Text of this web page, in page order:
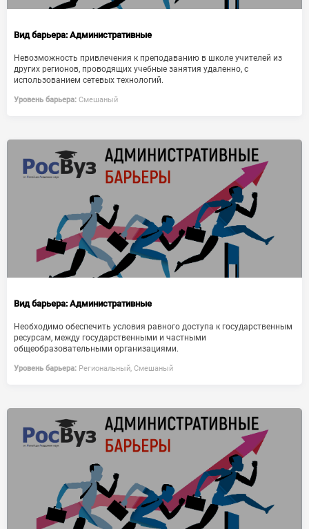
Вид барьера: Административные
Невозможность привлечения к преподаванию в школе учителей из
других регионов, проводящих учебные занятия удаленно, с
использованием сетевых технологий.
Уровень барьера: Смешаный
Вид барьера: Административные
Необходимо обеспечить условия равного доступа к государственным
ресурсам, между государственными и частными
общеобразовательными организациями.
Уровень барьера: Региональный, Смешаный